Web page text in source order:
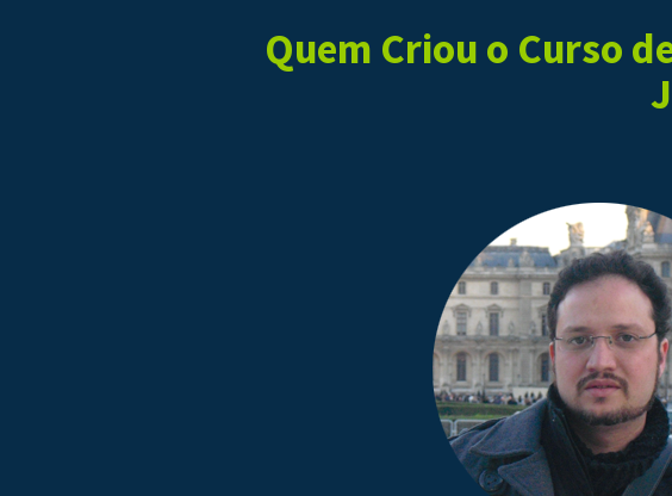
Quem Criou o Curso